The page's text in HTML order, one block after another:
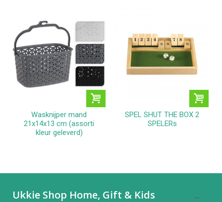
Wasknijper mand
21x14x13 cm (assorti
kleur geleverd)
SPEL SHUT THE BOX 2
SPELERs
Ukkie Shop Home, Gift & Kids